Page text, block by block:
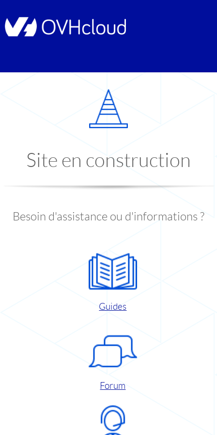
Site en construction
Besoin d'assistance ou d'informations ?
Guides
Forum